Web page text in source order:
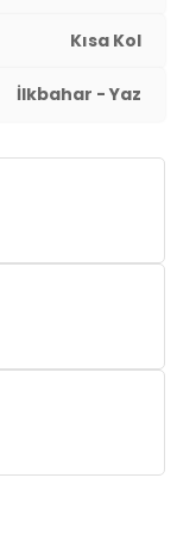
Kısa Kol
İlkbahar - Yaz